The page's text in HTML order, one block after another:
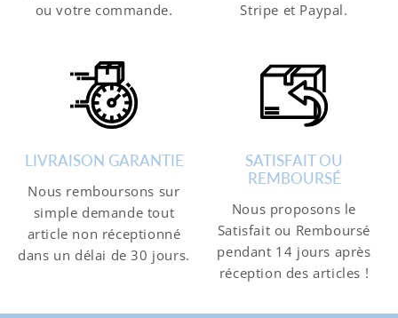
ou votre commande.
Stripe et Paypal.
LIVRAISON GARANTIE
Nous remboursons sur
simple demande tout
article non réceptionné
dans un délai de 30 jours.
SATISFAIT OU
REMBOURSÉ
Nous proposons le
Satisfait ou Remboursé
pendant 14 jours après
réception des articles !